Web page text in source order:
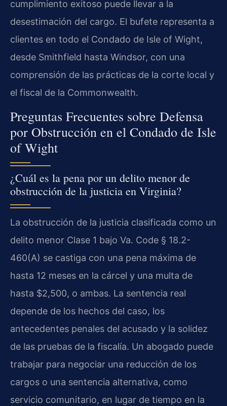
cumplimiento exitoso puede llevar a la
desestimación del cargo. El bufete representa a
clientes en todo el Condado de Isle of Wight,
desde Smithfield hasta Windsor, con una
comprensión de las prácticas de la corte local y
el fiscal de la Commonwealth.
Preguntas Frecuentes sobre Defensa
por Obstrucción en el Condado de Isle
of Wight
¿Cuál es la pena por un delito menor de
obstrucción de la justicia en Virginia?
La obstrucción de la justicia clasificada como un
delito menor Clase 1 bajo Va. Code § 18.2-
460(A) se castiga con una pena máxima de
hasta 12 meses en la cárcel y una multa de
hasta $2,500, o ambas. La sentencia real
depende de los hechos del caso, los
antecedentes penales del acusado y la solidez
de las pruebas de la fiscalía. Un abogado puede
trabajar para negociar una reducción de los
cargos o una sentencia alternativa, como
servicio comunitario, en lugar de tiempo en la